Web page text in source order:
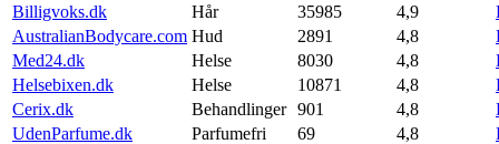
Billigvoks.dk
Hår 35985 4,9
AustralianBodycare.com Hud 2891 4,8
Med24.dk
Helse 8030 4,8
Helsebixen.dk
Helse 10871 4,8
Cerix.dk
Behandlinger 901 4,8
UdenParfume.dk
Parfumefri 69 4,8